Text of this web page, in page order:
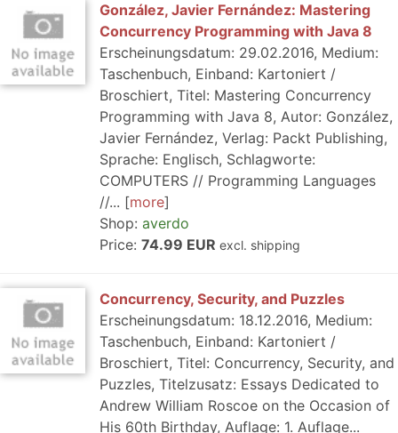
González, Javier Fernández: Mastering
Concurrency Programming with Java 8
Erscheinungsdatum: 29.02.2016, Medium:
Taschenbuch, Einband: Kartoniert /
Broschiert, Titel: Mastering Concurrency
Programming with Java 8, Autor: González,
Javier Fernández, Verlag: Packt Publishing,
Sprache: Englisch, Schlagworte:
COMPUTERS // Programming Languages
//...
more
Shop: averdo
Price: 74.99 EUR excl. shipping
Concurrency, Security, and Puzzles
Erscheinungsdatum: 18.12.2016, Medium:
Taschenbuch, Einband: Kartoniert /
Broschiert, Titel: Concurrency, Security, and
Puzzles, Titelzusatz: Essays Dedicated to
Andrew William Roscoe on the Occasion of
His 60th Birthday, Auflage: 1. Auflage...